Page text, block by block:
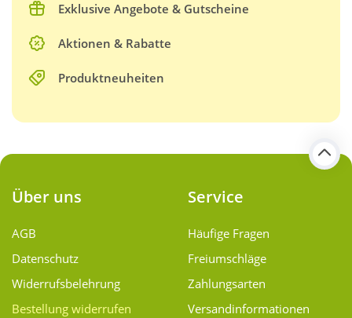
Exklusive Angebote & Gutscheine
Aktionen & Rabatte
Produktneuheiten
Über uns
AGB
Datenschutz
Widerrufsbelehrung
Bestellung widerrufen
Service
Häufige Fragen
Freiumschläge
Zahlungsarten
Versand­informationen